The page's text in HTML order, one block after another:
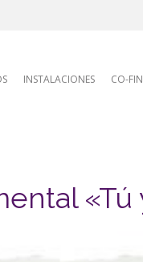
INSTALACIONES CO-